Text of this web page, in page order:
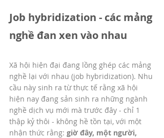
Job hybridization - các mảng
nghề đan xen vào nhau
Xã hội hiện đại đang lồng ghép các mảng
nghề lại với nhau (job hybridization). Nhu
cầu này sinh ra từ thực tế rằng xã hội
hiện nay đang sản sinh ra những ngành
nghề dịch vụ mới mà trước đây - chỉ 1
thập kỷ thôi - không hề tồn tại, với một
nhận thức rằng: giờ đây, một người,